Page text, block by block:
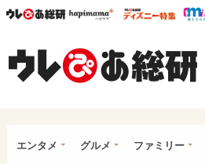
ウレぴあ総研ハピママ* ウ
エンタメ グルメ ファミリー